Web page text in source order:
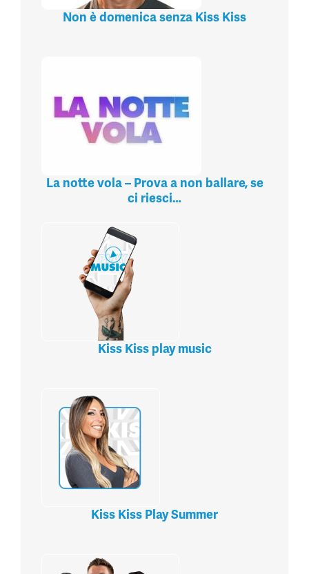
Non è domenica senza Kiss Kiss
La notte vola – Prova a non ballare, se
ci riesci…
Kiss Kiss play music
Kiss Kiss Play Summer